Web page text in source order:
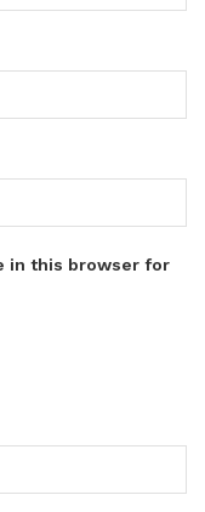
in this browser for